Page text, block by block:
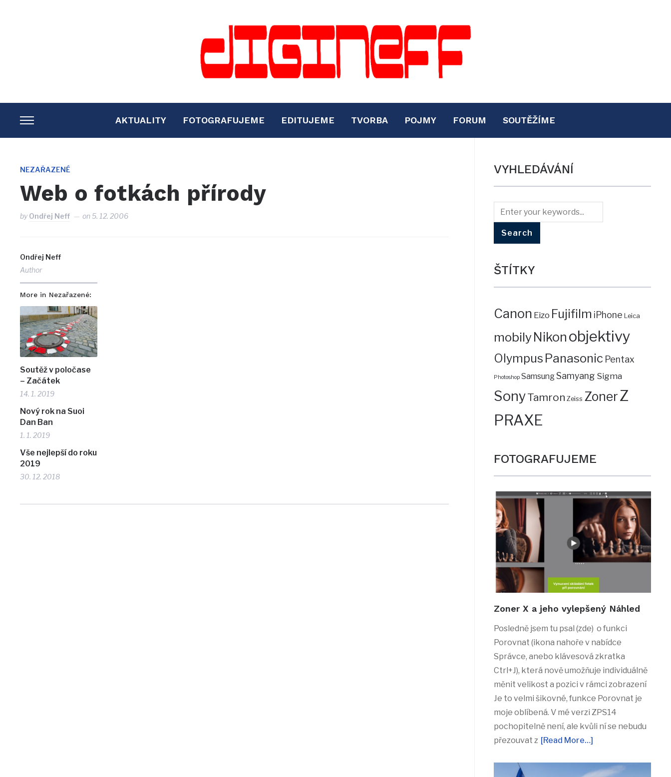
TOGGLE
SIDEBAR
NAVIGATION
AKTUALITY FOTOGRAFUJEME EDITUJEME TVORBA POJMY FORUM SOUTĚŽÍME
NEZAŘAZENÉ
Web o fotkách přírody
byOndřej Neff on5. 12. 2006
Ondřej Neff
Author
More in Nezařazené:
Soutěž v poločase
– Začátek
14. 1. 2019
Nový rok na Suoi
Dan Ban
1. 1. 2019
Vše nejlepší do roku
2019
30. 12. 2018
VYHLEDÁVÁNÍ
ŠTÍTKY
Canon Eizo Fujifilm iPhone Leica
mobilyNikon objektivy
Olympus Panasonic Pentax
Photoshop SamsungSamyang Sigma
SonyTamron Zeiss ZonerZ
PRAXE
FOTOGRAFUJEME
Zoner X a jeho vylepšený Náhled
Posledně jsem tu psal (zde) o funkci
Porovnat (ikona nahoře v nabídce
Správce, anebo klávesová zkratka
Ctrl+J), která nově umožňuje individuálně
měnit velikost a pozici v rámci zobrazení
Je to velmi šikovné, funkce Porovnat je
moje oblíbená. V mé verzi ZPS14
pochopitelně není, ale kvůli ní se nebudu
přezouvat z [Read More…]